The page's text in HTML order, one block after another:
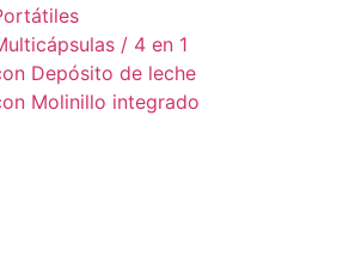
/ 4 en 1
Depósito de leche
Molinillo integrado